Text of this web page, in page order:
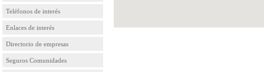
Teléfonos de interés
Enlaces de interés
Directorio de empresas
Seguros Comunidades